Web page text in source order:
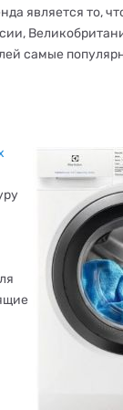
является то,
самые